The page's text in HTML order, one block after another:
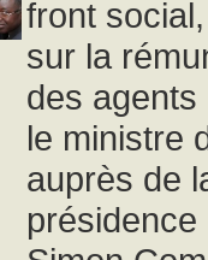
front
sur la
des agents
le ministre
auprès de